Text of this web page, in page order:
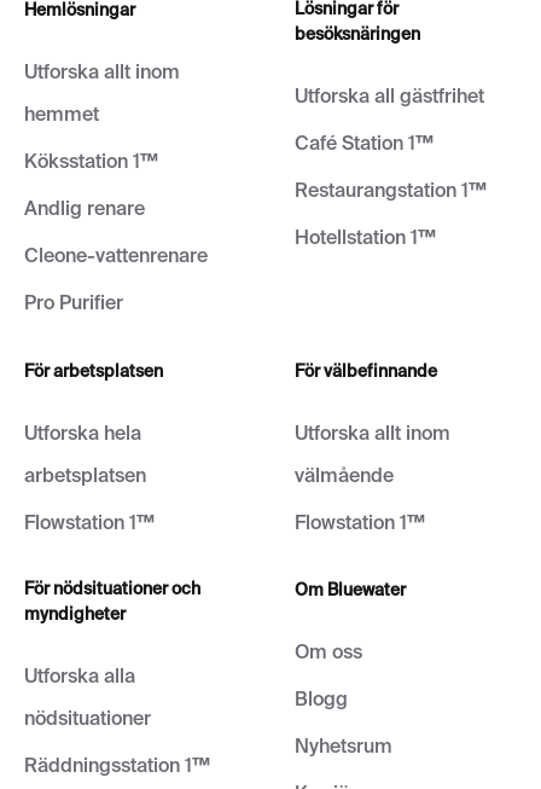
Hemlösningar
Utforska allt inom
hemmet
Köksstation 1™
Andlig renare
Cleone-vattenrenare
Pro Purifier
Lösningar för
besöksnäringen
Utforska all gästfrihet
Café Station 1™
Restaurangstation 1™
Hotellstation 1™
För arbetsplatsen
Utforska hela
arbetsplatsen
Flowstation 1™
För välbefinnande
Utforska allt inom
välmående
Flowstation 1™
För nödsituationer och
myndigheter
Utforska alla
nödsituationer
Räddningsstation 1™
Om Bluewater
Om oss
Blogg
Nyhetsrum